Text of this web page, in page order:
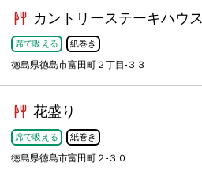
カントリーステーキハウス
席で吸える 紙巻き
徳島県徳島市富田町２丁目-３３
花盛り
席で吸える 紙巻き
徳島県徳島市富田町２-３０